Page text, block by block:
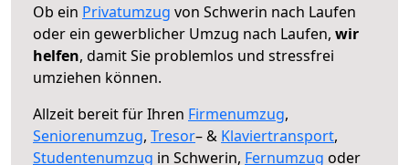
Ob ein Privatumzug von Schwerin nach Laufen
oder ein gewerblicher Umzug nach Laufen, wir
helfen, damit Sie problemlos und stressfrei
umziehen können.
Allzeit bereit für Ihren Firmenumzug,
Seniorenumzug, Tresor– & Klaviertransport,
Studentenumzug in Schwerin, Fernumzug oder